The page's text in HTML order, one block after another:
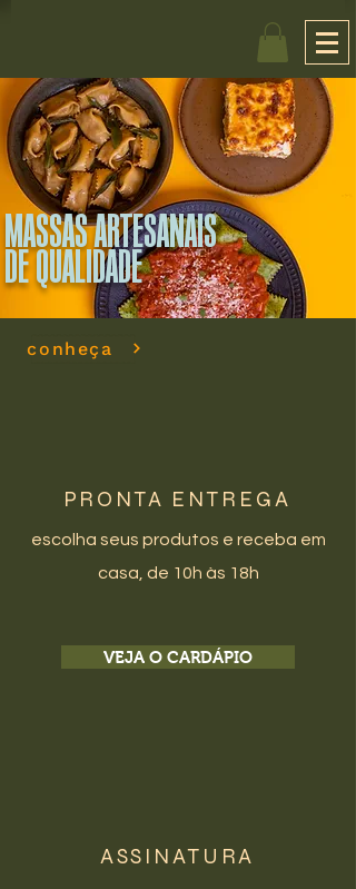
MASSAS ARTESANAIS
DE QUALIDADE
conheça
PRONTA ENTREGA
escolha seus produtos e receba em
casa, de 10h às 18h
VEJA O CARDÁPIO
ASSINATURA